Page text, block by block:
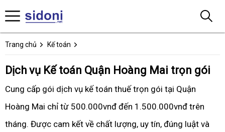
Trang chủ Kế toán
Dịch vụ Kế toán Quận Hoàng Mai trọn gói
Cung cấp gói dịch vụ kế toán thuế trọn gói tại Quận
Hoàng Mai chỉ từ 500.000vnđ đến 1.500.000vnđ trên
tháng. Được cam kết về chất lượng, uy tín, đúng luật và